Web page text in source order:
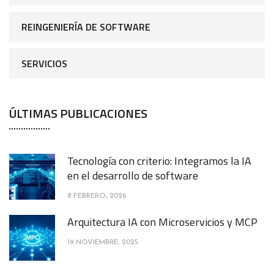
REINGENIERÍA DE SOFTWARE
SERVICIOS
ÚLTIMAS PUBLICACIONES
Tecnología con criterio: Integramos la IA
en el desarrollo de software
8 FEBRERO, 2026
Arquitectura IA con Microservicios y MCP
19 NOVIEMBRE, 2025